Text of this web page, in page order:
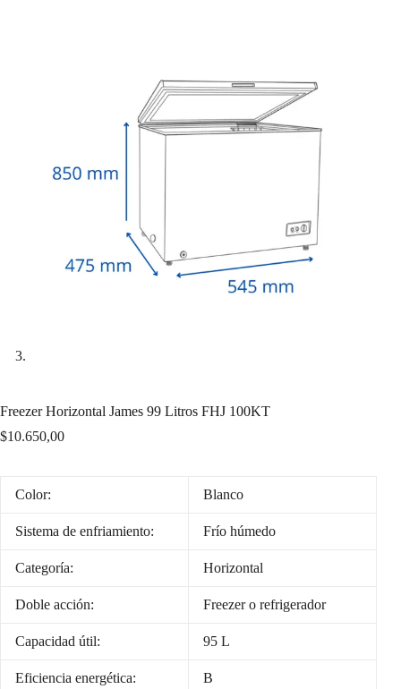
Freezer Horizontal James 99 Litros FHJ 100KT
$10.650,00
Color: Blanco
Sistema de enfriamiento: Frío húmedo
Categoría: Horizontal
Doble acción: Freezer o refrigerador
Capacidad útil: 95 L
Eficiencia energética: B